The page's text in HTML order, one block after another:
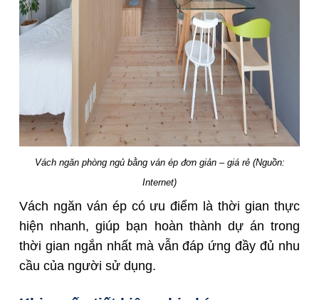
Vách ngăn phòng ngủ bằng ván ép đơn giản – giá rẻ (Nguồn:
Internet)
Vách ngăn ván ép có ưu điểm là thời gian thực
hiện nhanh, giúp bạn hoàn thành dự án trong
thời gian ngắn nhất mà vẫn đáp ứng đầy đủ nhu
cầu của người sử dụng.